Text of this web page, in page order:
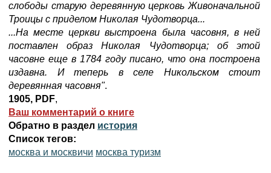
слободы старую деревянную церковь Живоначальной
Троицы с приделом Николая Чудотворца...
...На месте церкви выстроена была часовня, в ней
поставлен образ Николая Чудотворца; об этой
часовне еще в 1784 году писано, что она построена
издавна. И теперь в селе Никольском стоит
деревянная часовня".
1905, PDF,
Ваш комментарий о книге
Обратно в раздел история
Список тегов:
москва и москвичи москва туризм